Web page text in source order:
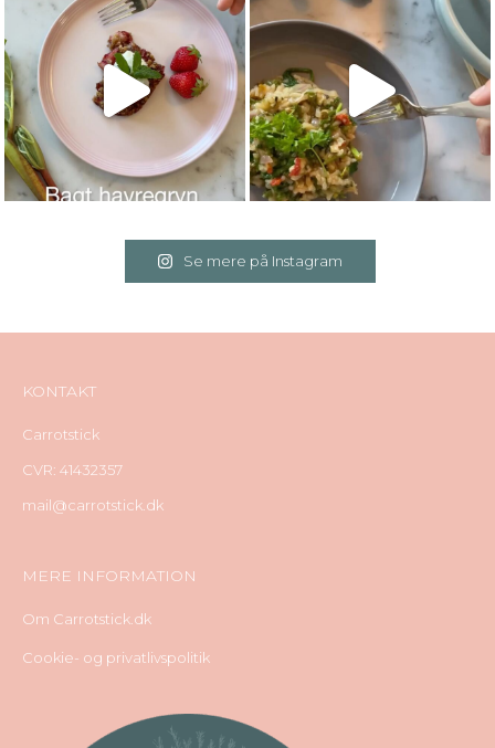
Se mere på Instagram
KONTAKT
Carrotstick
CVR: 41432357
mail@carrotstick.dk
MERE INFORMATION
Om Carrotstick.dk
Cookie- og privatlivspolitik